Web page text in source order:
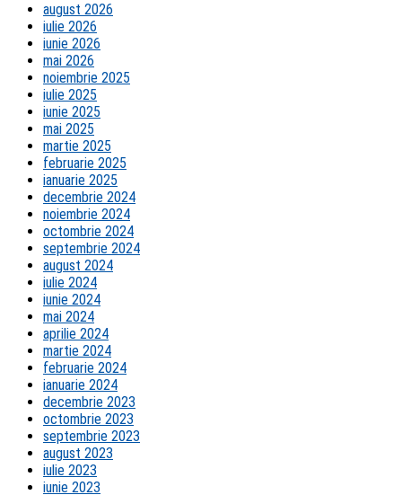
august 2026
iulie 2026
iunie 2026
mai 2026
noiembrie 2025
iulie 2025
iunie 2025
mai 2025
martie 2025
februarie 2025
ianuarie 2025
decembrie 2024
noiembrie 2024
octombrie 2024
septembrie 2024
august 2024
iulie 2024
iunie 2024
mai 2024
aprilie 2024
martie 2024
februarie 2024
ianuarie 2024
decembrie 2023
octombrie 2023
septembrie 2023
august 2023
iulie 2023
iunie 2023